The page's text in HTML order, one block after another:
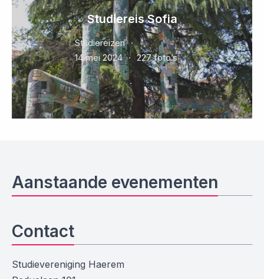
Studiereis Sofia
Studiereizen
14 mei 2024
227 foto’s
Aanstaande evenementen
Contact
Studievereniging Haerem